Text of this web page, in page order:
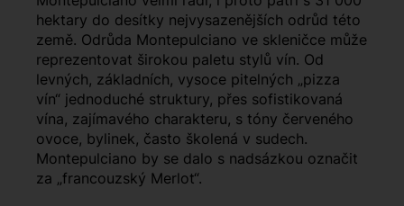
hektary do desítky nejvysazenějších odrůd této
země. Odrůda Montepulciano ve skleničce může
reprezentovat širokou paletu stylů vín. Od
levných, základních, vysoce pitelných „pizza
vín“ jednoduché struktury, přes sofistikovaná
vína, zajímavého charakteru, s tóny červeného
ovoce, bylinek, často školená v sudech.
Montepulciano by se dalo s nadsázkou označit
za „francouzský Merlot“.